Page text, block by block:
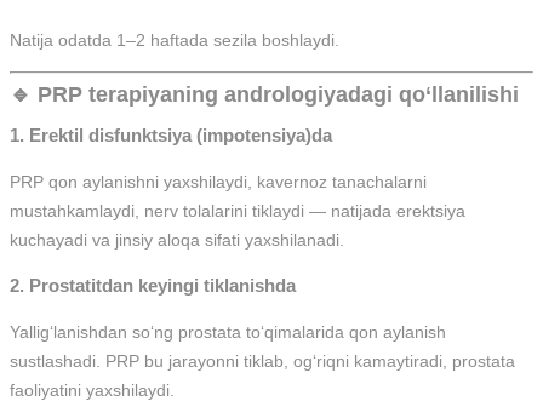
Natija odatda 1–2 haftada sezila boshlaydi.
🔹 PRP terapiyaning andrologiyadagi qo‘llanilishi
1. Erektil disfunktsiya (impotensiya)da
PRP qon aylanishni yaxshilaydi, kavernoz tanachalarni
mustahkamlaydi, nerv tolalarini tiklaydi — natijada erektsiya
kuchayadi va jinsiy aloqa sifati yaxshilanadi.
2. Prostatitdan keyingi tiklanishda
Yallig‘lanishdan so‘ng prostata to‘qimalarida qon aylanish
sustlashadi. PRP bu jarayonni tiklab, og‘riqni kamaytiradi, prostata
faoliyatini yaxshilaydi.